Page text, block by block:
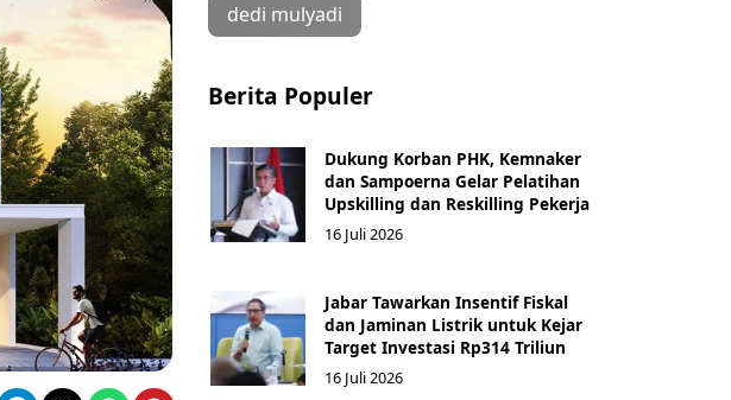
dedi mulyadi
Berita Populer
Dukung Korban PHK, Kemnaker
dan Sampoerna Gelar Pelatihan
Upskilling dan Reskilling Pekerja
16 Juli 2026
Jabar Tawarkan Insentif Fiskal
dan Jaminan Listrik untuk Kejar
Target Investasi Rp314 Triliun
16 Juli 2026